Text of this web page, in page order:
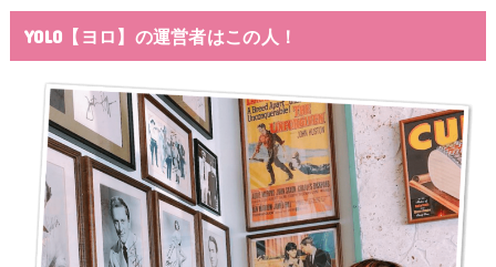
YOLO【ヨロ】の運営者はこの人！